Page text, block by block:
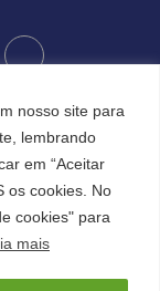
nosso site para
lembrando
em “Aceitar
os cookies. No
cookies" para
mais
by FCDesign